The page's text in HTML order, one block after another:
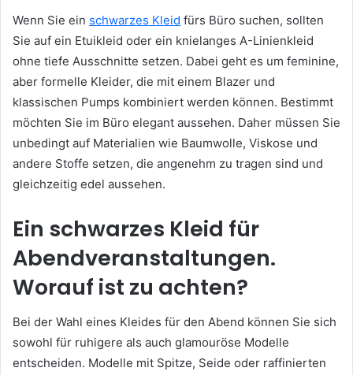
Wenn Sie ein schwarzes Kleid fürs Büro suchen, sollten
Sie auf ein Etuikleid oder ein knielanges A-Linienkleid
ohne tiefe Ausschnitte setzen. Dabei geht es um feminine,
aber formelle Kleider, die mit einem Blazer und
klassischen Pumps kombiniert werden können. Bestimmt
möchten Sie im Büro elegant aussehen. Daher müssen Sie
unbedingt auf Materialien wie Baumwolle, Viskose und
andere Stoffe setzen, die angenehm zu tragen sind und
gleichzeitig edel aussehen.
Ein schwarzes Kleid für
Abendveranstaltungen.
Worauf ist zu achten?
Bei der Wahl eines Kleides für den Abend können Sie sich
sowohl für ruhigere als auch glamouröse Modelle
entscheiden. Modelle mit Spitze, Seide oder raffinierten